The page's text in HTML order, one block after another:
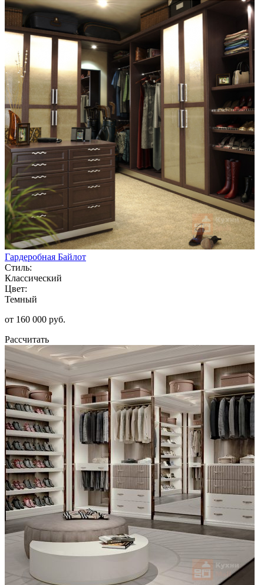
Гардеробная Байлот
Стиль:
Классический
Цвет:
Темный
от 160 000 руб.
Рассчитать